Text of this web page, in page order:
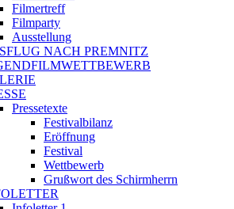
Filmertreff
Filmparty
Ausstellung
NACH PREMNITZ
Pressetexte
Festivalbilanz
Eröffnung
Festival
Wettbewerb
Grußwort des Schirmherrn